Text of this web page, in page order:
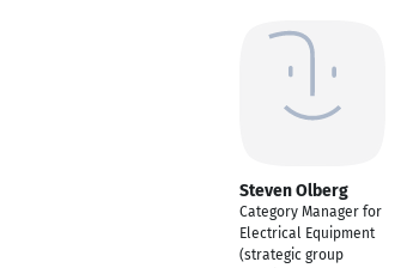
Steven Olberg
Category Manager for
Electrical Equipment
(strategic group